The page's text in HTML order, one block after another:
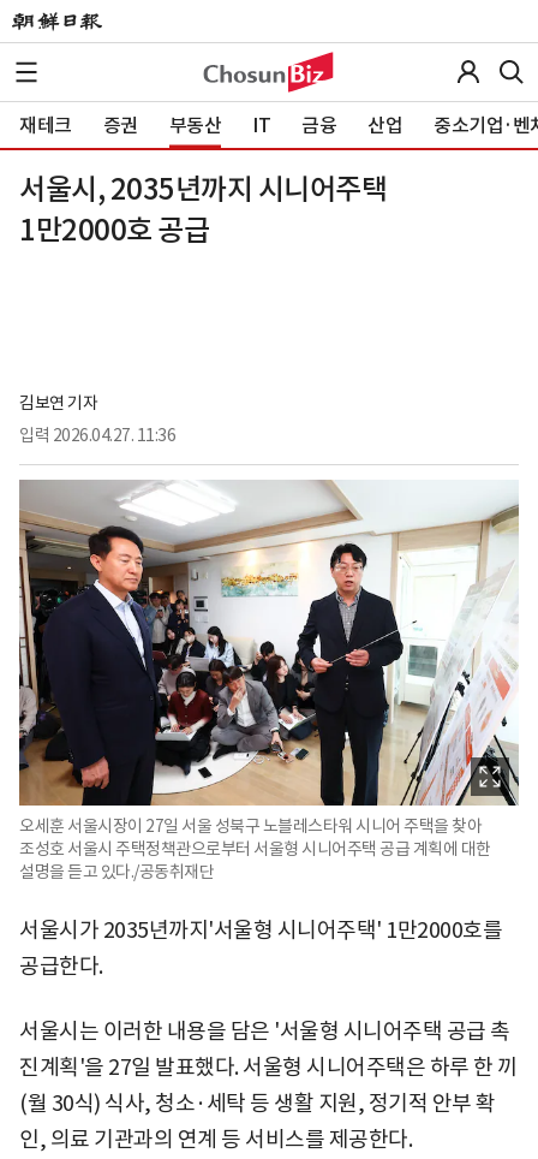
재테크 증권 부동산 IT 금융 산업 중소기업·벤
서울시, 2035년까지 시니어주택
1만2000호 공급
김보연 기자
입력 2026.04.27. 11:36
오세훈 서울시장이 27일 서울 성북구 노블레스타워 시니어 주택을 찾아
조성호 서울시 주택정책관으로부터 서울형 시니어주택 공급 계획에 대한
설명을 듣고 있다./공동취재단
서울시가 2035년까지'서울형 시니어주택' 1만2000호를
공급한다.
서울시는 이러한 내용을 담은 '서울형 시니어주택 공급 촉
진계획'을 27일 발표했다. 서울형 시니어주택은 하루 한 끼
(월 30식) 식사, 청소·세탁 등 생활 지원, 정기적 안부 확
인, 의료 기관과의 연계 등 서비스를 제공한다.